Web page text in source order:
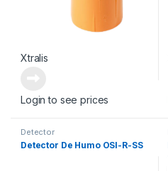
Xtralis
Login to see prices
Detector
Detector De Humo OSI-R-SS